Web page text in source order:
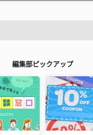
編集部ピックアップ